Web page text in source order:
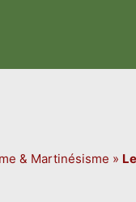
& Martinésisme »